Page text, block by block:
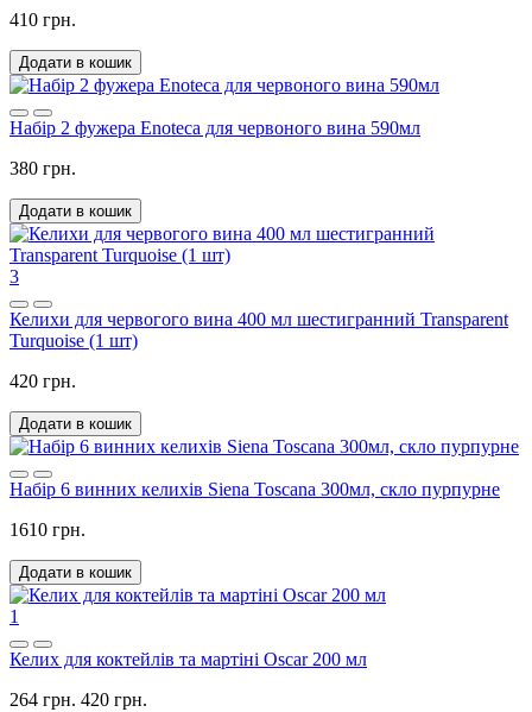
410 грн.
Додати в кошик
Набір 2 фужера Enoteca для червоного вина 590мл
380 грн.
Додати в кошик
3
Келихи для червогого вина 400 мл шестигранний Transparent
Turquoise (1 шт)
420 грн.
Додати в кошик
Набір 6 винних келихів Siena Toscana 300мл, скло пурпурне
1610 грн.
Додати в кошик
1
Келих для коктейлів та мартіні Oscar 200 мл
264 грн. 420 грн.